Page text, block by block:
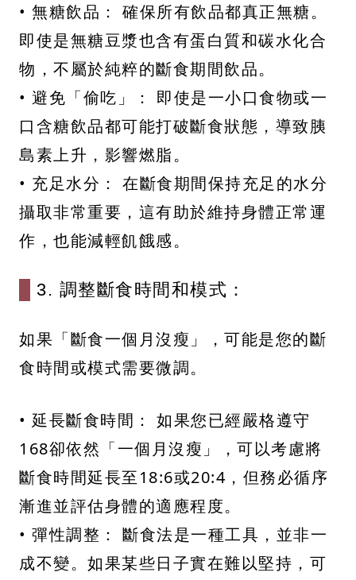
• 無糖飲品： 確保所有飲品都真正無糖。
即使是無糖豆漿也含有蛋白質和碳水化合
物，不屬於純粹的斷食期間飲品。
• 避免「偷吃」： 即使是一小口食物或一
口含糖飲品都可能打破斷食狀態，導致胰
島素上升，影響燃脂。
• 充足水分： 在斷食期間保持充足的水分
攝取非常重要，這有助於維持身體正常運
作，也能減輕飢餓感。
3. 調整斷食時間和模式：
如果「斷食一個月沒瘦」，可能是您的斷
食時間或模式需要微調。
• 延長斷食時間： 如果您已經嚴格遵守
168卻依然「一個月沒瘦」，可以考慮將
斷食時間延長至18:6或20:4，但務必循序
漸進並評估身體的適應程度。
• 彈性調整： 斷食法是一種工具，並非一
成不變。如果某些日子實在難以堅持，可